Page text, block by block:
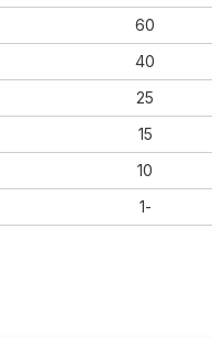
60
40
25
15
10
-1